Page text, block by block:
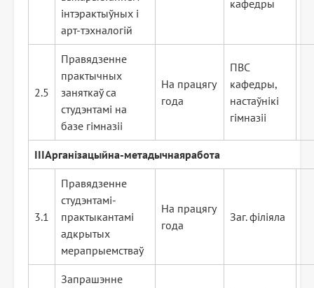
інтэрактыўных і
арт-тэхналогій
кафедры
2.5
Правядзенне
практычных
заняткаў са
студэнтамі на
базе гімназіі
На працягу
года
ПВС
кафедры,
настаўнікі
гімназіі
IIIАрганізацыйна-метадычнаяработа
3.1
Правядзенне
студэнтамі-
практыкантамі
адкрытых
мерапрыемстваў
На працягу
года
Заг. філіяла
Запрашэнне